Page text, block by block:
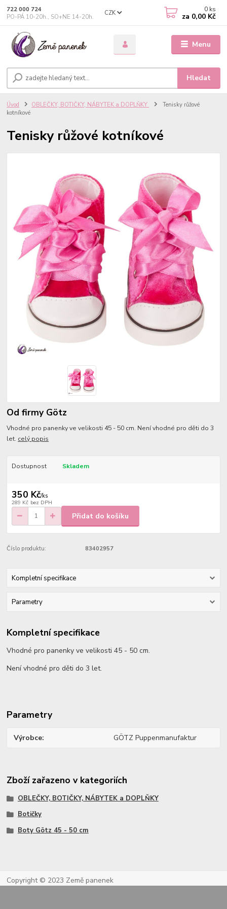
Menu
CZK
Hledat
722 000 724
PO-PÁ 10-20h., SO+NE 14-20h.
0 ks
za 0,00 Kč
Úvod OBLEČKY, BOTIČKY, NÁBYTEK a DOPLŇKY
Tenisky růžové
kotníkové
Tenisky růžové kotníkové
Od firmy Götz
Vhodné pro panenky ve velikosti 45 - 50 cm. Není vhodné pro děti do 3
let. celý popis
Dostupnost Skladem
350 Kč/ks
289 Kč bez DPH
Přidat do košíku
Číslo produktu: 83402957
Kompletní specifikace
Parametry
Kompletní specifikace
Vhodné pro panenky ve velikosti 45 - 50 cm.
Není vhodné pro děti do 3 let.
Parametry
Výrobce GÖTZ Puppenmanufaktur
Zboží zařazeno v kategoriích
OBLEČKY, BOTIČKY, NÁBYTEK a DOPLŇKY
Botičky
Boty Götz 45 - 50 cm
Copyright © 2023 Země panenek